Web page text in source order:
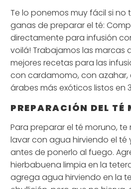
Te lo ponemos muy fácil si no
ganas de preparar el té:
directamente para infusión
voilá! Trabajamos las marcas
mejores recetas para las
con cardamomo, con azahar,
árabes más exóticos listos en
PREPARACIÓN DEL TÉ
Para preparar el té moruno,
lavar con agua hirviendo el té
antes de ponerlo al fuego.
hierbabuena limpia en la
agrega agua hirviendo en la